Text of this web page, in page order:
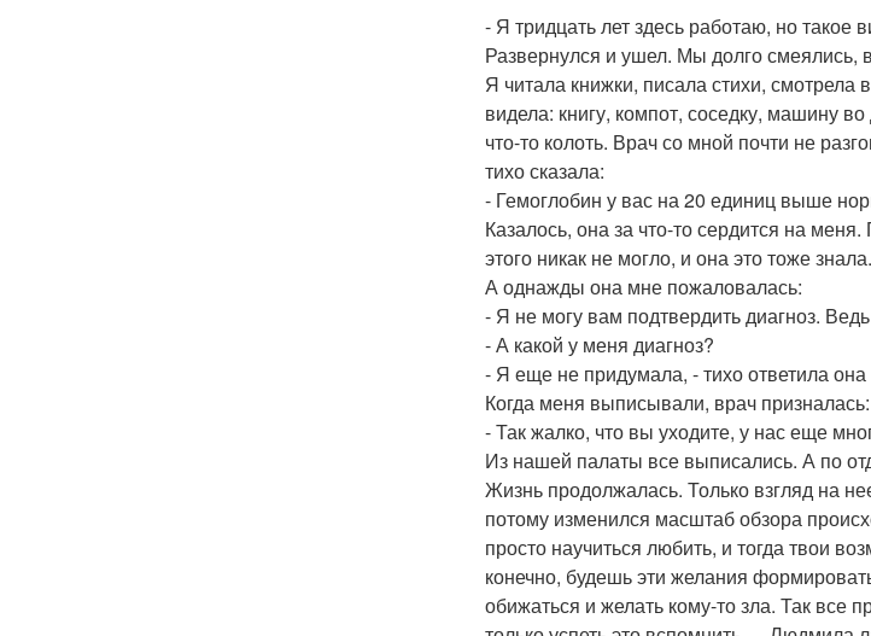
- Я тридцать лет здесь работаю, но такое
Развернулся и ушел. Мы долго
Я читала книжки, писала стихи, смотрела
видела: книгу, компот, соседку, машину
что-то колоть. Врач со мной почти не
тихо сказала:
- Гемоглобин у вас на 20 единиц выше
Казалось, она за что-то сердится на
этого никак не могло, и она это тоже знала.
А однажды она мне пожаловалась:
- Я не могу вам подтвердить диагноз.
- А какой у меня диагноз?
- Я еще не придумала, - тихо ответила
Когда меня выписывали, врач призналась:
- Так жалко, что вы уходите, у нас еще
Из нашей палаты все выписались. А по
Жизнь продолжалась. Только взгляд на
потому изменился масштаб обзора
просто научиться любить, и тогда твои
конечно, будешь эти желания
обижаться и желать кому-то зла. Так все